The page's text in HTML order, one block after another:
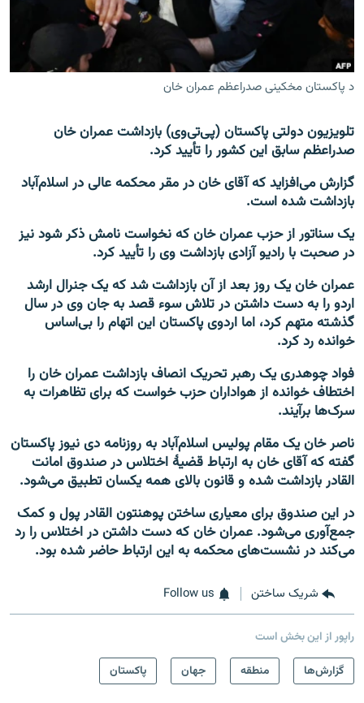
تماس
صفحه پشتو
Azadi English
به ما بپیوندید
همۀ سایت‌های رادیو آزادی/ رادیو اروپای آزاد
د پاکستان مخکینی صدراعظم عمران خان
تلویزیون دولتی پاکستان (پی‌تی‌وی) بازداشت عمران خان
صدراعظم سابق این کشور را تأیید کرد.
گزارش می‌افزاید که آقای خان در مقر محکمه عالی در اسلام‌آباد
بازداشت شده است.
یک سناتور از حزب عمران خان که نخواست نامش ذکر شود نیز
در صحبت با رادیو آزادی بازداشت وی را تأیید کرد.
عمران خان یک روز بعد از آن بازداشت شد که یک جنرال ارشد
اردو را به دست داشتن در تلاش سوء قصد به جان وی در سال
گذشته متهم کرد، اما اردوی پاکستان این اتهام را بی‌اساس
خوانده رد کرد.
فواد چوهدری یک رهبر تحریک انصاف بازداشت عمران خان را
اختطاف خوانده از هواداران حزب خواست که برای تظاهرات به
سرک‌ها برآیند.
ناصر خان یک مقام پولیس اسلام‌آباد به روزنامه دی نیوز پاکستان
گفته که آقای خان به ارتباط قضیۀ اختلاس در صندوق امانت
القادر بازداشت شده و قانون بالای همه یکسان تطبیق می‌شود.
در این صندوق برای معیاری ساختن پوهنتون القادر پول و کمک
جمع‌آوری می‌شود. عمران خان که دست داشتن در اختلاس را رد
می‌کند در نشست‌های محکمه به این ارتباط حاضر شده بود.
شریک ساختن Follow us
راپور از این بخش است
گزارش‌ها
منطقه جهان پاکستان